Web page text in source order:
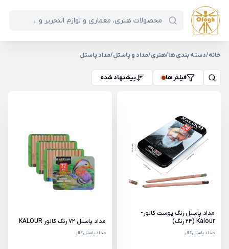
خانه/دسته بندی ها/هنری/مداد و پاستل/مداد پاستل
فیلتر ها پیشنهاد شده
مداد پاستل رنگ پوست کالور-
Kalour (24 رنگ)
مداد پاستل کالر
مداد پاستل 72 رنگ کالور KALOUR
مداد پاستل کالر